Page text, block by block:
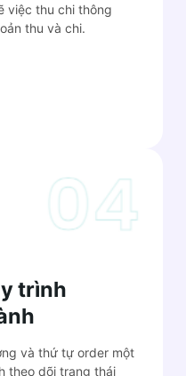
việc thu chi thông
thu và chi.
trình
và thứ tự order một
theo dõi trạng thái